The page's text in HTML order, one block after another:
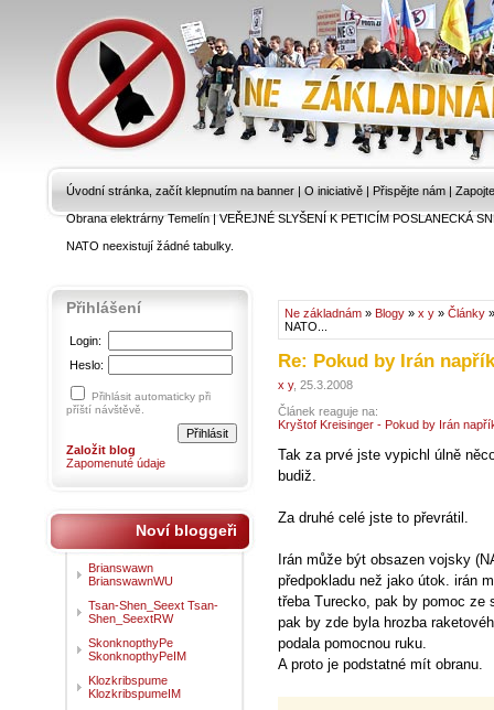
Úvodní stránka, začít klepnutím na banner | O iniciativě | Přispějte nám |
Obrana elektrárny Temelín|VEŘEJNÉ SLYŠENÍ K PETICÍM POSLANECKÁ
NATO neexistují žádné tabulky.
Ne základnám » Blogy » x y » Články
NATO...
Re: Pokud by Irán
x y, 25.3.2008
Článek reaguje na:
Kryštof Kreisinger - Pokud by Irán
Tak za prvé jste vypichl úlně
budiž.
Za druhé celé jste to převrátil.
Irán může být obsazen vojsky
předpokladu než jako útok. irán
třeba Turecko, pak by pomoc ze
pak by zde byla hrozba
podala pomocnou ruku.
A proto je podstatné mít obranu.
Přihlášení
Login:
Heslo:
Přihlásit automaticky při
příští návštěvě.
Založit blog
Zapomenuté údaje
Noví bloggeři
Brianswawn
BrianswawnWU
Tsan-Shen_Seext Tsan-
Shen_SeextRW
SkonknopthyPe
SkonknopthyPeIM
Klozkribspume
KlozkribspumeIM